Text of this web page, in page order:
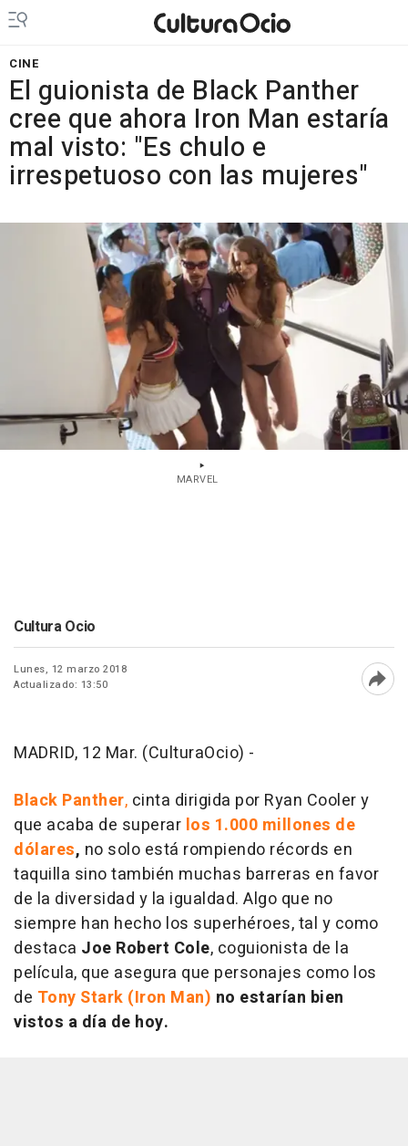
CINE
El guionista de Black Panther
cree que ahora Iron Man estaría
mal visto: "Es chulo e
irrespetuoso con las mujeres"
MARVEL
Cultura Ocio
Lunes, 12 marzo 2018
Actualizado: 13:50
MADRID, 12 Mar. (CulturaOcio) -
Black Panther, cinta dirigida por Ryan Cooler y
que acaba de superar los 1.000 millones de
dólares, no solo está rompiendo récords en
taquilla sino también muchas barreras en favor
de la diversidad y la igualdad. Algo que no
siempre han hecho los superhéroes, tal y como
destaca Joe Robert Cole, coguionista de la
película, que asegura que personajes como los
de Tony Stark (Iron Man) no estarían bien
vistos a día de hoy.